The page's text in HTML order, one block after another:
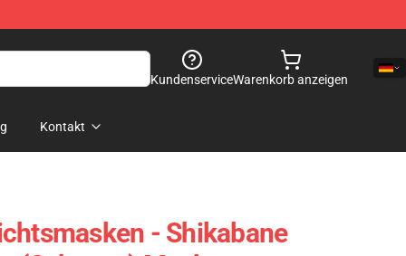
KundenserviceWarenkorb anzeigen
Kontakt
- Shikabane